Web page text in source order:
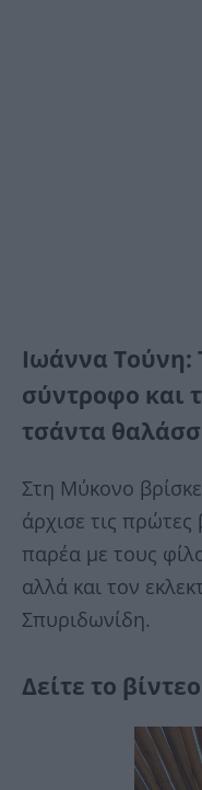
Ιωάννα Τούνη:
σύντροφο και
τσάντα
Στη Μύκονο
άρχισε τις
παρέα με τους
αλλά και τον
Σπυριδωνίδη.
Δείτε το